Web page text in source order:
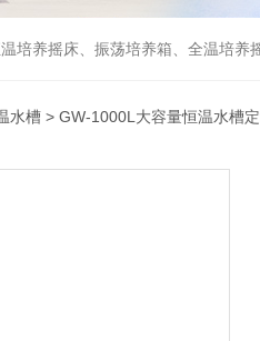
培养摇床、振荡培养箱、全温培养
水槽 > GW-1000L大容量恒温水槽定